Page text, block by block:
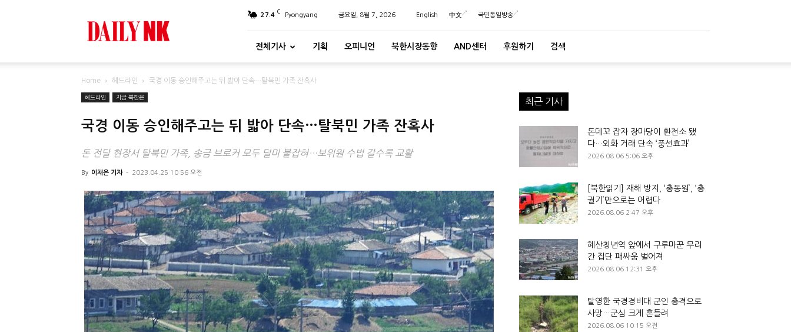
27.4 C Pyongyang 금요일, 8월 7, 2026 English 中文 국민통일방송
전체기사 기획 오피니언 북한시장동향 AND센터 후원하기 검색
Home 헤드라인 국경 이동 승인해주고는 뒤 밟아 단속…탈북민 가족 잔혹사
헤드라인 지금 북한은
국경 이동 승인해주고는 뒤 밟아 단속…탈북민 가족 잔혹사
돈 전달 현장서 탈북민 가족, 송금 브로커 모두 덜미 붙잡혀…보위원 수법 갈수록 교활
By 이채은 기자 - 2023.04.25 10:56 오전
최근 기사
돈데꼬 잡자 장마당이 환전소 됐
다…외화 거래 단속 ‘풍선효과’
2026.08.06 5:06 오후
[북한읽기] 재해 방지, ‘총동원’, ‘총
궐기’만으로는 어렵다
2026.08.06 2:47 오후
혜산청년역 앞에서 구루마꾼 무리
간 집단 패싸움 벌어져
2026.08.06 12:31 오후
탈영한 국경경비대 군인 총격으로
사망…군심 크게 흔들려
2026.08.06 10:15 오전